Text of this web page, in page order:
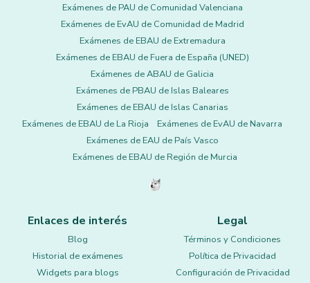
Exámenes de PAU de Comunidad Valenciana
Exámenes de EvAU de Comunidad de Madrid
Exámenes de EBAU de Extremadura
Exámenes de EBAU de Fuera de España (UNED)
Exámenes de ABAU de Galicia
Exámenes de PBAU de Islas Baleares
Exámenes de EBAU de Islas Canarias
Exámenes de EBAU de La Rioja
Exámenes de EvAU de Navarra
Exámenes de EAU de País Vasco
Exámenes de EBAU de Región de Murcia
Enlaces de interés
Blog
Historial de exámenes
Widgets para blogs
Legal
Términos y Condiciones
Política de Privacidad
Configuración de Privacidad